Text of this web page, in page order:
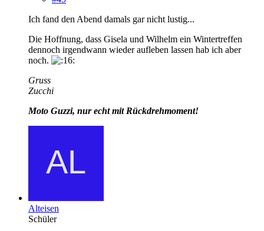
Ich fand den Abend damals gar nicht lustig...
Die Hoffnung, dass Gisela und Wilhelm ein Wintertreffen
dennoch irgendwann wieder aufleben lassen hab ich aber
noch.
Gruss
Zucchi
Moto Guzzi, nur echt mit Rückdrehmoment!
Alteisen
Schüler